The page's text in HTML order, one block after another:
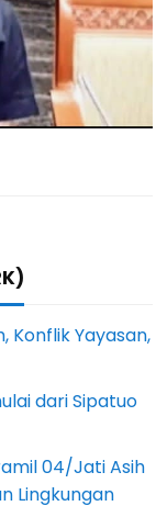
Konflik Yayasan,
dari Sipatuo
04/Jati Asih
Lingkungan